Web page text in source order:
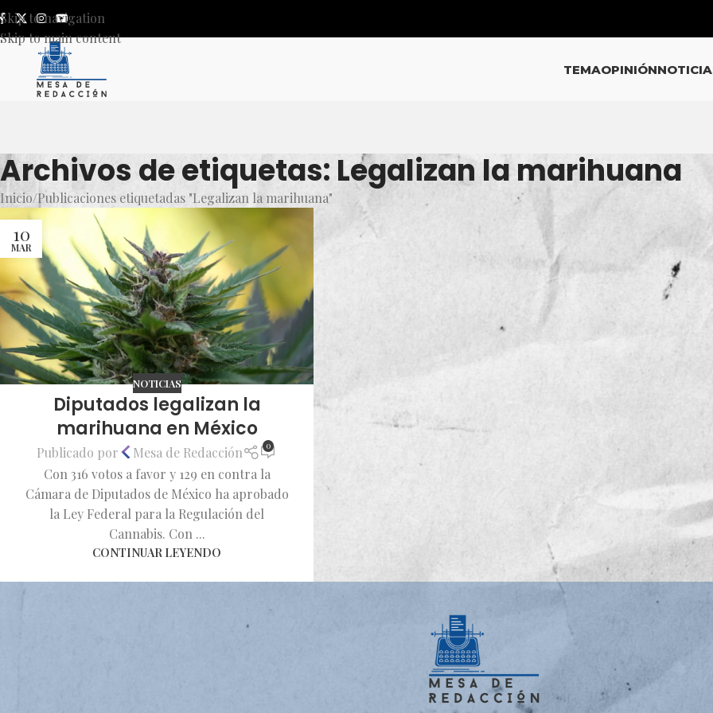
Skip to navigation
Skip to main content
TEMAOPINIÓN
Archivos de etiquetas: Legalizan la marihuana
Inicio Publicaciones etiquetadas "Legalizan la marihuana"
10
MAR
NOTICIAS
Diputados legalizan la
marihuana en México
Publicado por Mesa de Redacción 0
Con 316 votos a favor y 129 en contra la
Cámara de Diputados de México ha aprobado
la Ley Federal para la Regulación del
Cannabis. Con ...
CONTINUAR LEYENDO